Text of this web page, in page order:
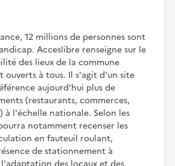
12 millions de personnes sont
Acceslibre renseigne sur le
des lieux de la commune
ouverts à tous. Il s'agit d'un site
aujourd'hui plus de
(restaurants, commerces,
à l'échelle nationale. Selon les
notamment recenser les
en fauteuil roulant,
de stationnement à